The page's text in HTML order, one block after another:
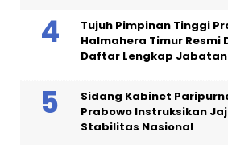
Tujuh Pimpinan Tinggi
Halmahera Timur Resmi
Daftar Lengkap
Sidang Kabinet
Prabowo Instruksikan
Stabilitas Nasional